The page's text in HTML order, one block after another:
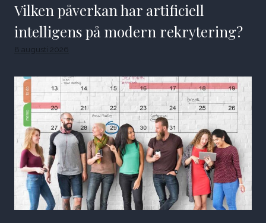
Vilken påverkan har artificiell
intelligens på modern rekrytering?
8 augusti 2026